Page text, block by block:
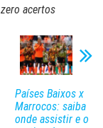
zero acertos
Países Baixos x
Marrocos: saiba
onde assistir e o